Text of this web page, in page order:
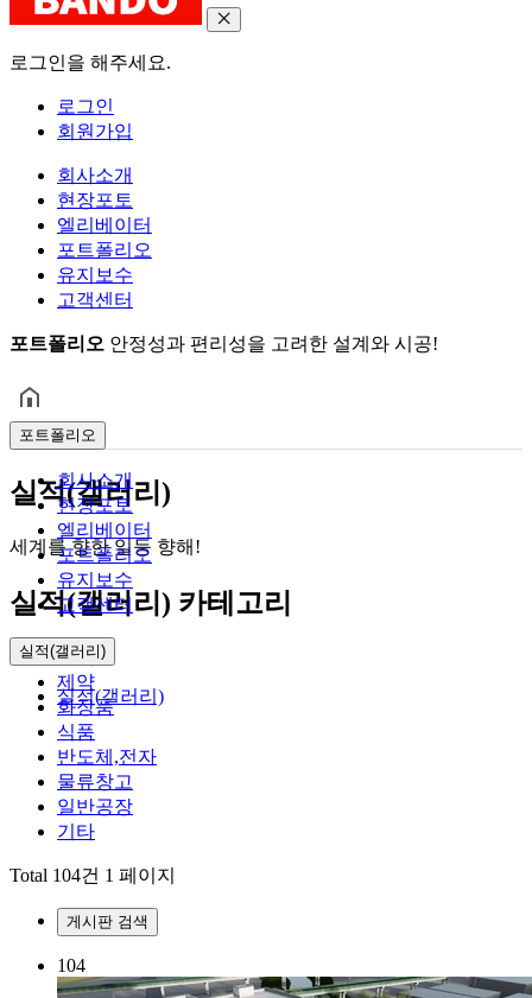
로그인을 해주세요.
로그인
회원가입
회사소개
현장포토
엘리베이터
포트폴리오
유지보수
고객센터
포트폴리오 안정성과 편리성을 고려한 설계와 시공!
포트폴리오
회사소개
현장포토
엘리베이터
포트폴리오
유지보수
고객센터
실적(갤러리)
실적(갤러리)
실적(갤러리)
세계를 향한 일등 향해!
실적(갤러리) 카테고리
전체
제약
화장품
식품
반도체,전자
물류창고
일반공장
기타
Total 104건 1 페이지
게시판 검색
104